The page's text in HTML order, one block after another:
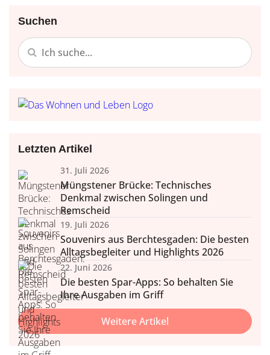
Suchen
Letzten Artikel
31. Juli 2026
Müngstener Brücke: Technisches
Denkmal zwischen Solingen und
Remscheid
19. Juli 2026
Souvenirs aus Berchtesgaden: Die besten
Alltagsbegleiter und Highlights 2026
22. Juni 2026
Die besten Spar-Apps: So behalten Sie
Ihre Ausgaben im Griff
Weitere Artikel